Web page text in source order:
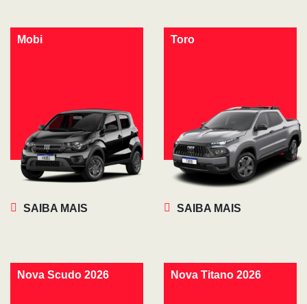
Mobi
SAIBA MAIS
Toro
SAIBA MAIS
Nova Scudo 2026 Nova Titano 2026